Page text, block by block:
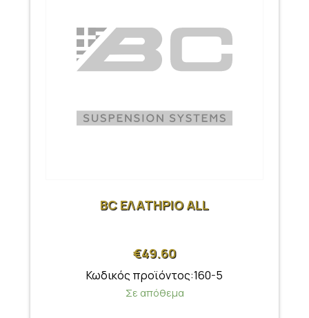
BC ΕΛΑΤΗΡΙΟ ALL
€49.60
Κωδικός προϊόντος:160-5
Σε απόθεμα